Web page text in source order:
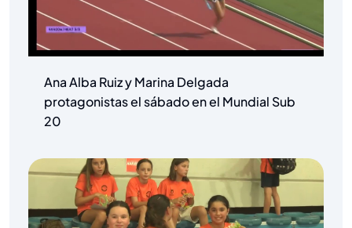
Ana Alba Ruiz y Marina Delgada
protagonistas el sábado en el Mundial Sub
20